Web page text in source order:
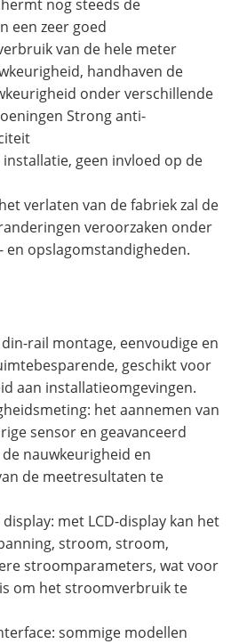
nog steeds de
een zeer goed
van de hele meter
handhaven de
onder verschillende
Strong anti-
installatie, geen invloed op de
verlaten van de fabriek zal de
veroorzaken onder
opslagomstandigheden.
rail montage, eenvoudige en
geschikt voor
aan installatieomgevingen.
het aannemen van
sensor en geavanceerd
nauwkeurigheid en
de meetresultaten te
met LCD-display kan het
stroom, stroom,
stroomparameters, wat voor
om het stroomverbruik te
sommige modellen